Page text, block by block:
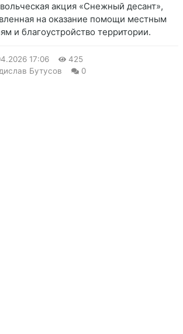
акция «Снежный десант»,
на оказание помощи местным
и благоустройство территории.
17:06
425
Бутусов
0